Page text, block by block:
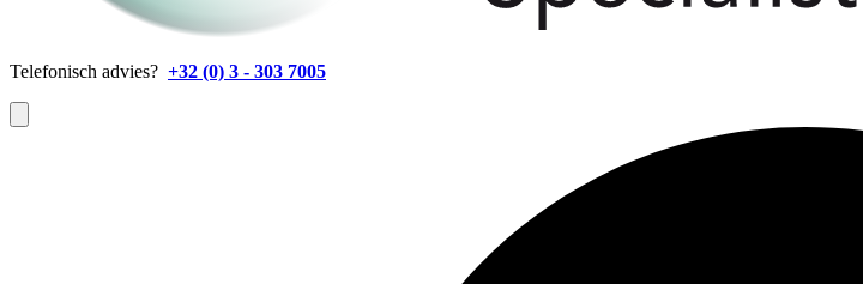
Telefonisch advies? +32 (0) 3 - 303 7005